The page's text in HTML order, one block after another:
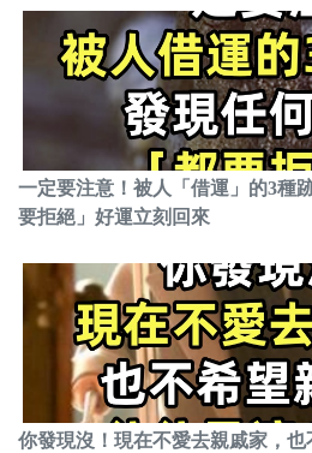
一定要注意！被人「借運」的3
要拒絕」好運立刻回來
你發現沒！現在不愛去親戚家，